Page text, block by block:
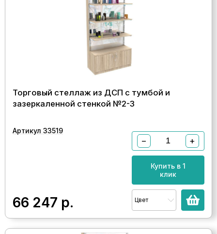
Торговый стеллаж из ДСП с тумбой и
зазеркаленной стенкой №2-3
Артикул 33519
66 247 р.
− +
Купить в 1
клик
Цвет